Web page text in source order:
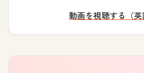
動画を視聴する（英